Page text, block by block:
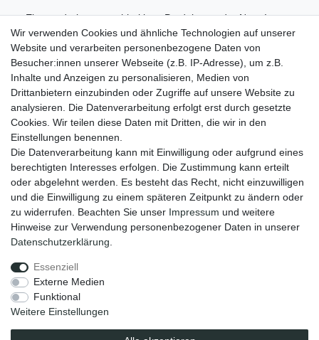
Ein wunderbares nachhaltiges Produkt aus der Natur!
Informationen
Zahlungsmöglichkeiten
Versandinformationen
Kontakt
Wiederverkäufer / Händler
Social Media
Facebook
Instagram
Unsere Vorteile
kostenloser Versand ab 70 EUR
30 Tage Rückgaberecht
Wir verwenden Cookies und ähnliche Technologien auf unserer
Website und verarbeiten personenbezogene Daten von
Besucher:innen unserer Webseite (z.B. IP-Adresse), um z.B.
Inhalte und Anzeigen zu personalisieren, Medien von
Drittanbietern einzubinden oder Zugriffe auf unsere Website zu
analysieren. Die Datenverarbeitung erfolgt erst durch gesetzte
Cookies. Wir teilen diese Daten mit Dritten, die wir in den
Einstellungen benennen.
Die Datenverarbeitung kann mit Einwilligung oder aufgrund eines
berechtigten Interesses erfolgen. Die Zustimmung kann erteilt
oder abgelehnt werden. Es besteht das Recht, nicht einzuwilligen
und die Einwilligung zu einem späteren Zeitpunkt zu ändern oder
zu widerrufen. Beachten Sie unser Impressum und weitere
Hinweise zur Verwendung personenbezogener Daten in unserer
Daten­schutz­erklärung
Essenziell
Externe Medien
Funktional
Weitere Einstellungen
Impressum